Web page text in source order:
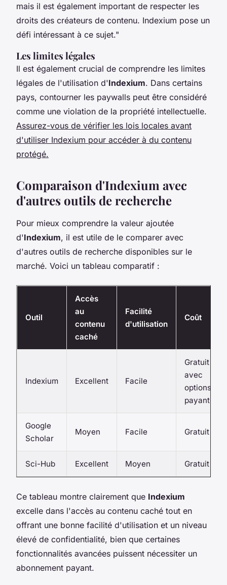
mais il est également important de respecter les
droits des créateurs de contenu. Indexium pose un
défi intéressant à ce sujet."
Les limites légales
Il est également crucial de comprendre les limites
légales de l'utilisation d'Indexium. Dans certains
pays, contourner les paywalls peut être considéré
comme une violation de la propriété intellectuelle.
Assurez-vous de vérifier les lois locales avant
d'utiliser Indexium pour accéder à du contenu
protégé.
Comparaison d'Indexium avec
d'autres outils de recherche
Pour mieux comprendre la valeur ajoutée
d'Indexium, il est utile de le comparer avec
d'autres outils de recherche disponibles sur le
marché. Voici un tableau comparatif :
Outil
Accès
au
contenu
caché
Facilité
d'utilisation
Coût
Indexium Excellent Facile
Gratuit
avec
options
payantes
Google
Scholar
Moyen Facile Gratuit
Sci-Hub Excellent Moyen Gratuit
Ce tableau montre clairement que Indexium
excelle dans l'accès au contenu caché tout en
offrant une bonne facilité d'utilisation et un niveau
élevé de confidentialité, bien que certaines
fonctionnalités avancées puissent nécessiter un
abonnement payant.